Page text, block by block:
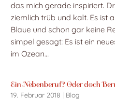
das mich gerade inspiriert.
ziemlich trüb und kalt. Es ist
Blaue und schon gar keine
simpel gesagt: Es ist ein
im Ozean...
Ein Nebenberuf? Oder doch
19. Februar 2018 | Blog